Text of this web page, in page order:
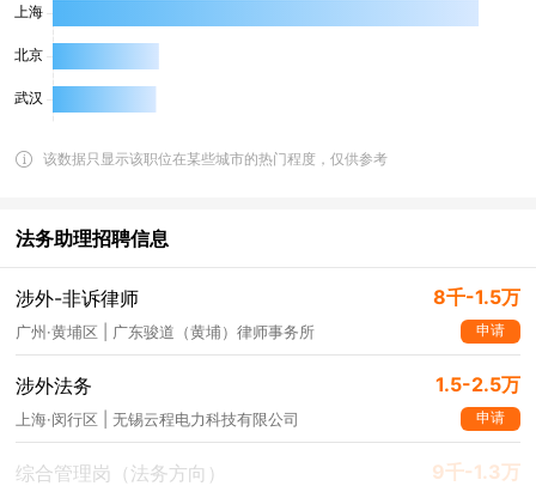
该数据只显示该职位在某些城市的热门程度，仅供参考
法务助理招聘信息
涉外-非诉律师 8千-1.5万
广州·黄埔区 | 广东骏道（黄埔）律师事务所 申请
涉外法务 1.5-2.5万
上海·闵行区 | 无锡云程电力科技有限公司 申请
综合管理岗（法务方向） 9千-1.3万